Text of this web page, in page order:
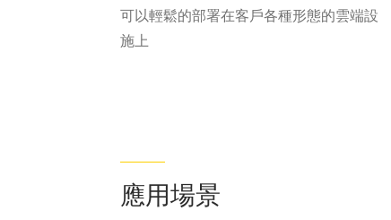
可以輕鬆的部署在客戶各種形態的雲端設
施上
應用場景